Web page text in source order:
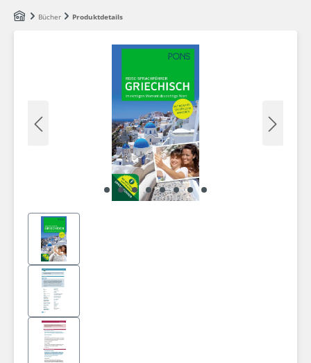
Zum Hauptinhalt springen
Bücher Produktdetails